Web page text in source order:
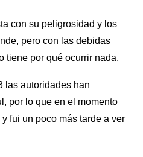
con su peligrosidad y los
pero con las debidas
tiene por qué ocurrir nada.
las autoridades han
por lo que en el momento
fui un poco más tarde a ver